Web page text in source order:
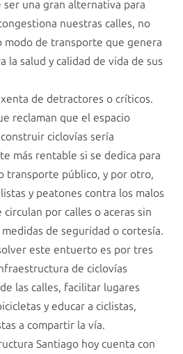
ser una gran alternativa para
nuestras calles, no
modo de transporte que genera
la salud y calidad de vida de sus
de detractores o críticos.
reclaman que el espacio
ciclovías sería
más rentable si se dedica para
transporte público, y por otro,
y peatones contra los malos
por calles o aceras sin
de seguridad o cortesía.
este entuerto es por tres
de ciclovías
las calles, facilitar lugares
y educar a ciclistas,
a compartir la vía.
Santiago hoy cuenta con